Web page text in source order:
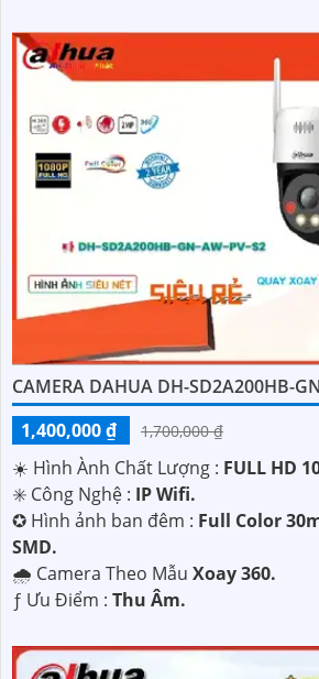
CAMERA DAHUA DH-SD2A200HB-
1,400,000 ₫
1,700,000 ₫
☀️ Hình Ành Chất Lượng : FULL HD
✳️ Công Nghệ : IP Wifi.
✪ Hình ảnh ban đêm : Full Color
SMD.
🌧️ Camera Theo Mẫu Xoay 360.
️ƒ Ưu Điểm : Thu Âm.